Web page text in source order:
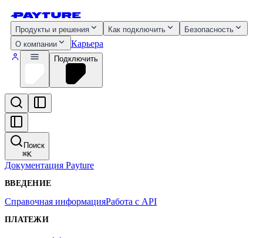
Продукты и решения Как подключить
Безопасность
О компании
Карьера
Подключить
Поиск
⌘K
Документация Payture
ВВЕДЕНИЕ
Справочная информацияРабота с API
ПЛАТЕЖИ